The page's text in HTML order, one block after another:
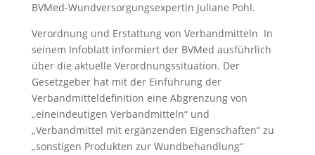
BVMed-Wundversorgungsexpertin Juliane Pohl.
Verordnung und Erstattung von Verbandmitteln In
seinem Infoblatt informiert der BVMed ausführlich
über die aktuelle Verordnungssituation. Der
Gesetzgeber hat mit der Einführung der
Verbandmitteldefinition eine Abgrenzung von
„eineindeutigen Verbandmitteln“ und
„Verbandmittel mit ergänzenden Eigenschaften“ zu
„sonstigen Produkten zur Wundbehandlung“